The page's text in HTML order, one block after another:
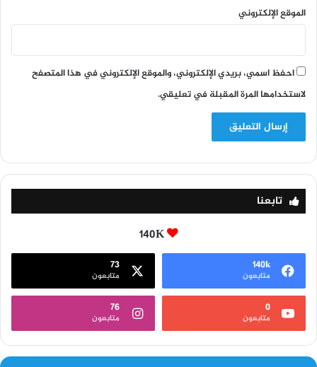
الموقع الإلكتروني
احفظ اسمي، بريدي الإلكتروني، والموقع الإلكتروني في هذا المتصفح
لاستخدامها المرة المقبلة في تعليقي.
تابعنا
140K
140k
متابعون
73
متابعون
0
متابعون
76
متابعون